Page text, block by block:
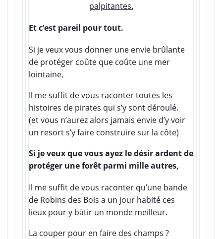
palpitantes.
Et c’est pareil pour tout.
Si je veux vous donner une envie brûlante
de protéger coûte que coûte une mer
lointaine,
Il me suffit de vous raconter toutes les
histoires de pirates qui s’y sont déroulé.
(et vous n’aurez alors jamais envie d’y voir
un resort s’y faire construire sur la côte)
Si je veux que vous ayez le désir ardent de
protéger une forêt parmi mille autres,
Il me suffit de vous raconter qu’une bande
de Robins des Bois a un jour habité ces
lieux pour y bâtir un monde meilleur.
La couper pour en faire des champs ?